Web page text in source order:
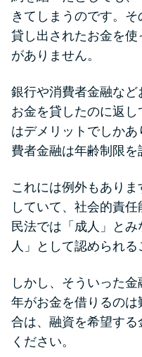
る？
への
を解説
ソフ
090金
ては
の対
申し
安や
きてしまうのです。そ
貸し出されたお金を
がありません。
銀行や消費者金融など
お金を貸したのに返
はデメリットでしか
費者金融は年齢制限を
これには例外もあり
していて、社会的責任
民法では「成人」と
人」として認められる
しかし、そういった
年がお金を借りるの
合は、融資を希望す
ください。